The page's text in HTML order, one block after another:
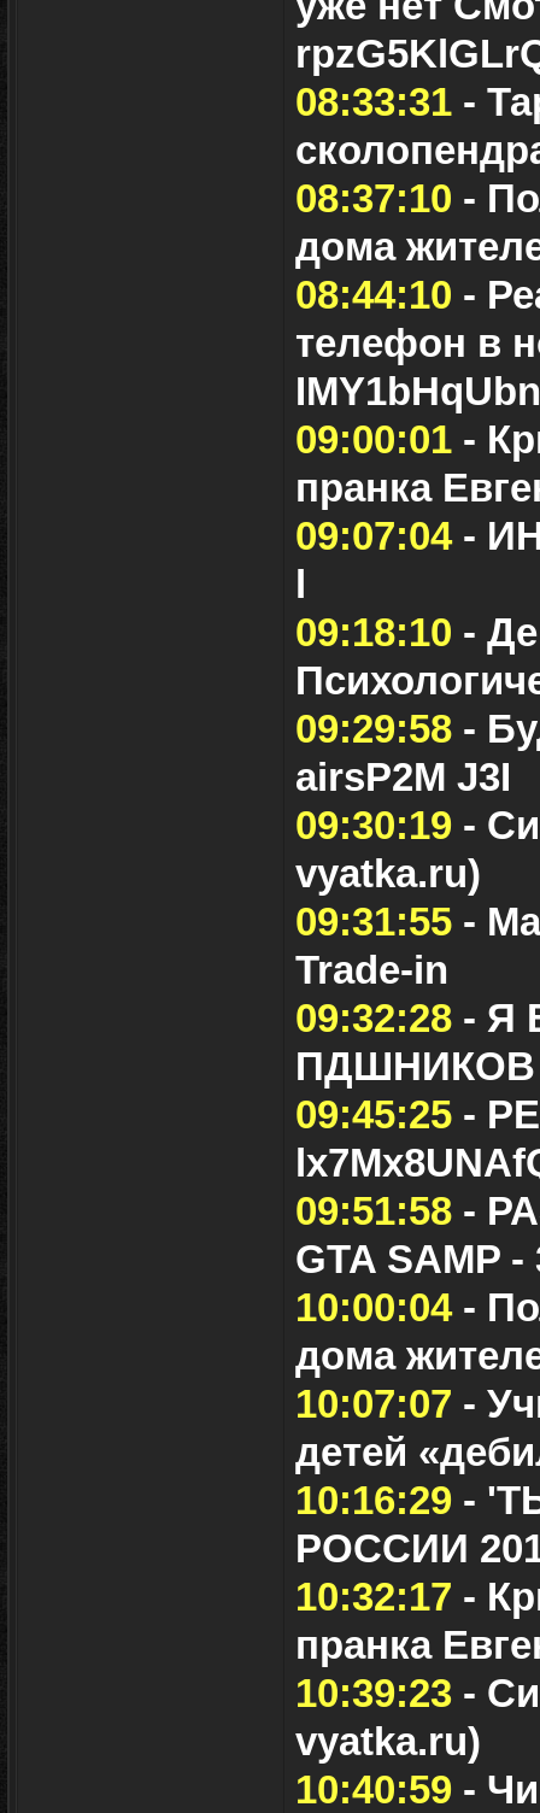
08:33:31 -
08:37:10 -
дома
08:44:10 -
телефон в
09:00:01 -
пранка
09:07:04-
l
09:18:10 -
09:29:58 -
airsP2M J3I
09:30:19 -
vyatka.ru)
09:31:55 -
Trade-in
09:32:28 - Я
ПДШНИКОВ
09:45:25 -
09:51:58 -
GTA SAMP
10:00:04-
дома
10:07:07 -
детей
10:16:29 -
РОССИИ
10:32:17 -
пранка
10:39:23 -
vyatka.ru)
10:40:59 -